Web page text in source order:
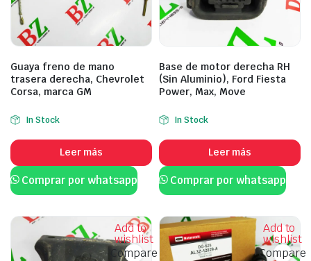
Guaya freno de mano
trasera derecha, Chevrolet
Corsa, marca GM
In Stock
Leer más
Comprar por whatsapp
Base de motor derecha RH
(Sin Aluminio), Ford Fiesta
Power, Max, Move
In Stock
Leer más
Comprar por whatsapp
Add to
wishlist
Compare
Add to
wishlist
Compare